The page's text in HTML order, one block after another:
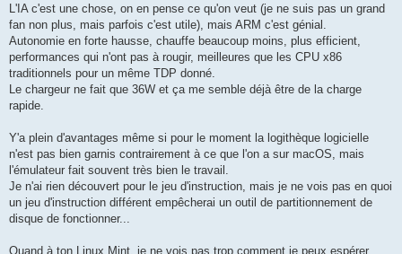
L'IA c'est une chose, on en pense ce qu'on veut (je ne suis pas un grand
fan non plus, mais parfois c'est utile), mais ARM c'est génial.
Autonomie en forte hausse, chauffe beaucoup moins, plus efficient,
performances qui n'ont pas à rougir, meilleures que les CPU x86
traditionnels pour un même TDP donné.
Le chargeur ne fait que 36W et ça me semble déjà être de la charge
rapide.
Y'a plein d'avantages même si pour le moment la logithèque logicielle
n'est pas bien garnis contrairement à ce que l'on a sur macOS, mais
l'émulateur fait souvent très bien le travail.
Je n'ai rien découvert pour le jeu d'instruction, mais je ne vois pas en quoi
un jeu d'instruction différent empêcherai un outil de partitionnement de
disque de fonctionner...
Quand à ton Linux Mint, je ne vois pas trop comment je peux espérer